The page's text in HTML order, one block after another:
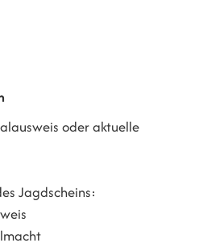
oder aktuelle
Jagdscheins: